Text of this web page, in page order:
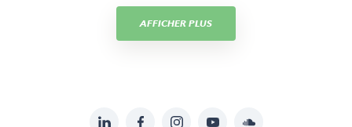
AFFICHER PLUS
LinkedInFacebookInstagramYouTubeSoundcloud